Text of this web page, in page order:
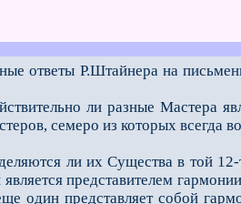
ответы Р.Штайнера на
ли разные Мастера
семеро из которых всегда
ли их Существа в той
является представителем
один представляет собой